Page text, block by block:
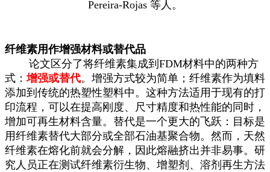
Pereira-Rojas 等人。
纤维素用作增强材料或替代品
论文区分了将纤维素集成到FDM材料中的两种方
式：增强或替代。增强方式较为简单；纤维素作为填料
添加到传统的热塑性塑料中。这种方法适用于现有的打
印流程，可以在提高刚度、尺寸精度和热性能的同时，
增加可再生材料含量。替代是一个更大的飞跃：目标是
用纤维素替代大部分或全部石油基聚合物。然而，天然
纤维素在熔化前就会分解，因此熔融挤出并非易事。研
究人员正在测试纤维素衍生物、增塑剂、溶剂再生方法